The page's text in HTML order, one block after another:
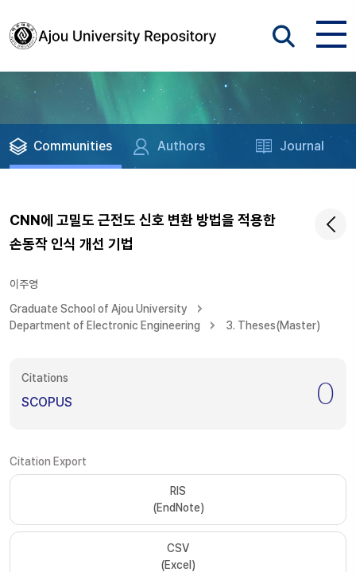
Communities Authors Journal
CNN에 고밀도 근전도 신호 변환 방법을 적용한
손동작 인식 개선 기법
이주영
Graduate School of Ajou University
Department of Electronic Engineering
3. Theses(Master)
Citations
SCOPUS 0
Citation Export
RIS
(EndNote)
CSV
(Excel)